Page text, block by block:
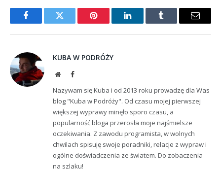
FacebookTwitter Pinterest LinkedInTumblr Email
KUBA W PODRÓŻY
WebsiteFacebook
Nazywam się Kuba i od 2013 roku prowadzę dla Was
blog "Kuba w Podróży". Od czasu mojej pierwszej
większej wyprawy minęło sporo czasu, a
popularność bloga przerosła moje najśmielsze
oczekiwania. Z zawodu programista, w wolnych
chwilach spisuję swoje poradniki, relacje z wypraw i
ogólne doświadczenia ze światem. Do zobaczenia
na szlaku!